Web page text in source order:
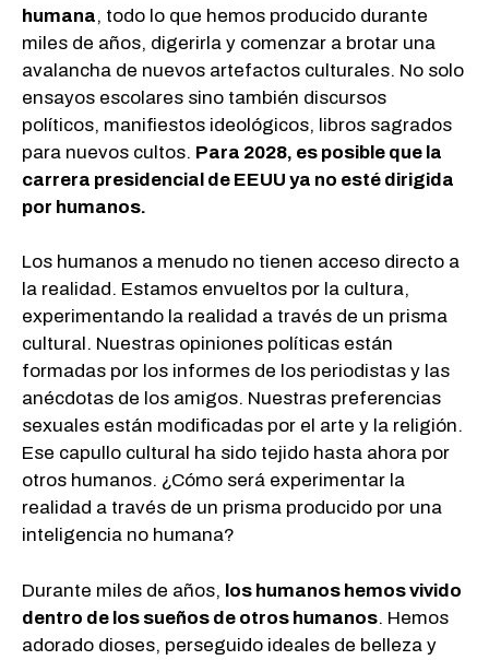
humana, todo lo que hemos producido durante
miles de años, digerirla y comenzar a brotar una
avalancha de nuevos artefactos culturales. No solo
ensayos escolares sino también discursos
políticos, manifiestos ideológicos, libros sagrados
para nuevos cultos. Para 2028, es posible que la
carrera presidencial de EEUU ya no esté dirigida
por humanos.
Los humanos a menudo no tienen acceso directo a
la realidad. Estamos envueltos por la cultura,
experimentando la realidad a través de un prisma
cultural. Nuestras opiniones políticas están
formadas por los informes de los periodistas y las
anécdotas de los amigos. Nuestras preferencias
sexuales están modificadas por el arte y la religión.
Ese capullo cultural ha sido tejido hasta ahora por
otros humanos. ¿Cómo será experimentar la
realidad a través de un prisma producido por una
inteligencia no humana?
Durante miles de años, los humanos hemos vivido
dentro de los sueños de otros humanos. Hemos
adorado dioses, perseguido ideales de belleza y